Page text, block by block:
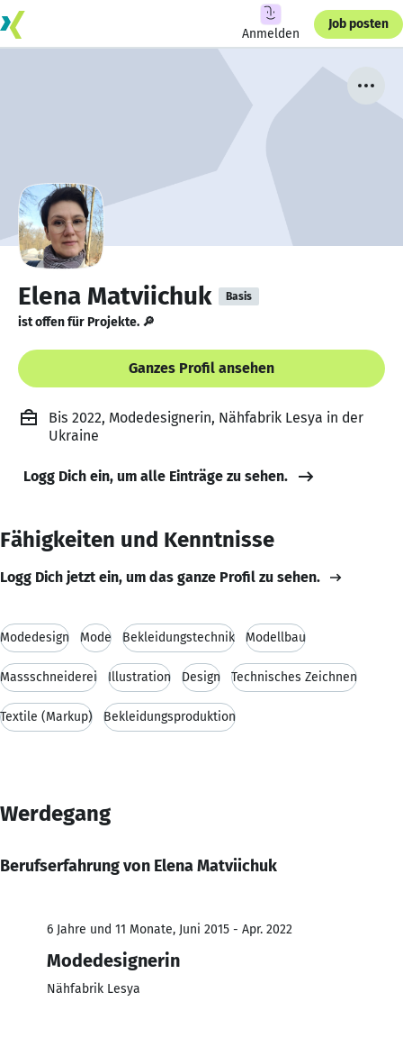
Anmelden
Job posten
Elena Matviichuk Basis
ist offen für Projekte. 🔎
Ganzes Profil ansehen
Bis 2022, Modedesignerin, Nähfabrik Lesya in der
Ukraine
Logg Dich ein, um alle Einträge zu sehen.
Fähigkeiten und Kenntnisse
Logg Dich jetzt ein, um das ganze Profil zu sehen.
Modedesign Mode Bekleidungstechnik Modellbau
Massschneiderei Illustration Design Technisches Zeichnen
Textile (Markup) Bekleidungsproduktion
Werdegang
Berufserfahrung von Elena Matviichuk
6 Jahre und 11 Monate, Juni 2015 - Apr. 2022
Modedesignerin
Nähfabrik Lesya